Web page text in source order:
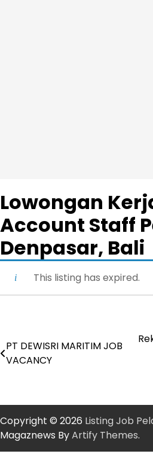
Lowongan
Account Staff
Denpasar, Bali
This listing has expired.
Post
navigation
PT DEWISRI MARITIM JOB
VACANCY
Copyright © 2026 Listing Job
Magaznews ByArtify Themes.